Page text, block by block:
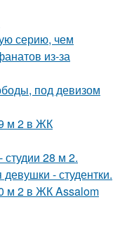
серию, чем
из-за
под девизом
м 2 в ЖК
28 м 2.
- студентки.
м 2 в ЖК Assalom